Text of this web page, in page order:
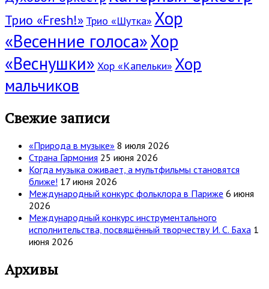
Трио «Fresh!» Трио «Шутка» Хор
«Весенние голоса»Хор
«Веснушки» Хор «Капельки» Хор
мальчиков
Свежие записи
«Природа в музыке» 8 июля 2026
Страна Гармония 25 июня 2026
Когда музыка оживает, а мультфильмы становятся
ближе! 17 июня 2026
Международный конкурс фольклора в Париже 6 июня
2026
Международный конкурс инструментального
исполнительства, посвящённый творчеству И. С. Баха 1
июня 2026
Архивы